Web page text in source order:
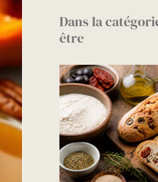
Dans la
être